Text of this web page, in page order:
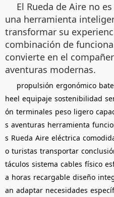
El Rueda de Aire no
una herramienta
transformar su
combinación de
convierte en el
aventuras modernas.
propulsión ergonómico
heel equipaje sostenibilidad
ón terminales peso ligero
s aventuras herramienta
s Rueda Aire eléctrica
o turistas transportar
táculos sistema cables físico
a horas recargable diseño
an adaptar necesidades